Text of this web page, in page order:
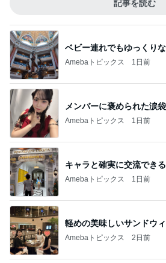
記事を読む
ベビー連れでもゆっくり
Amebaトピックス 1日前
メンバーに褒められた涙
Amebaトピックス 1日前
キャラと確実に交流でき
Amebaトピックス 1日前
軽めの美味しいサンドウ
Amebaトピックス 2日前